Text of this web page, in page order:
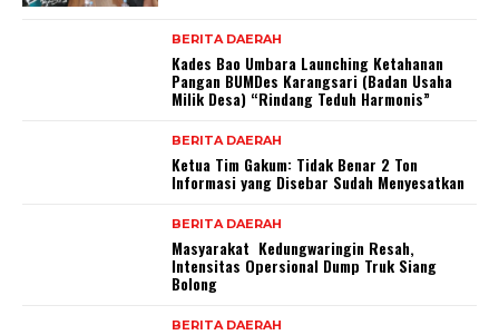
BERITA DAERAH
Kades Bao Umbara Launching Ketahanan
Pangan BUMDes Karangsari (Badan Usaha
Milik Desa) “Rindang Teduh Harmonis”
BERITA DAERAH
Ketua Tim Gakum: Tidak Benar 2 Ton
Informasi yang Disebar Sudah Menyesatkan
BERITA DAERAH
Masyarakat Kedungwaringin Resah,
Intensitas Opersional Dump Truk Siang
Bolong
BERITA DAERAH